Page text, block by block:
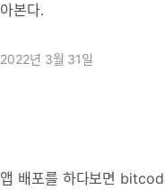
아본다.
2022년 3월 31일
앱 배포를 하다보면